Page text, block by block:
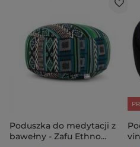
Poduszka do medytacji z
bawełny - Zafu Ethno